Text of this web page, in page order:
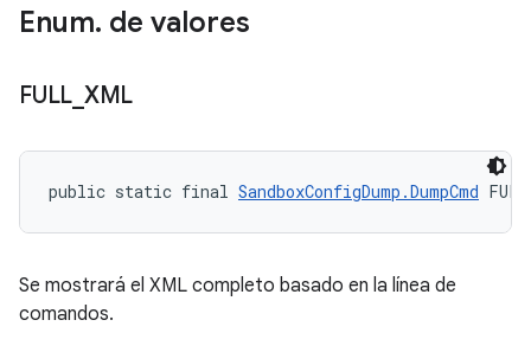
Enum. de valores
FULL XML
public static final SandboxConfigDump.DumpCmd
Se mostrará el XML completo basado en la línea de
comandos.